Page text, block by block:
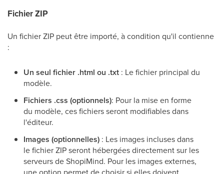
Fichier ZIP
Un fichier ZIP peut être importé, à condition qu'il contienne
:
Un seul fichier .html ou .txt : Le fichier principal du
modèle.
Fichiers .css (optionnels): Pour la mise en forme
du modèle, ces fichiers seront modifiables dans
l'éditeur.
Images (optionnelles) : Les images incluses dans
le fichier ZIP seront hébergées directement sur les
serveurs de ShopiMind. Pour les images externes,